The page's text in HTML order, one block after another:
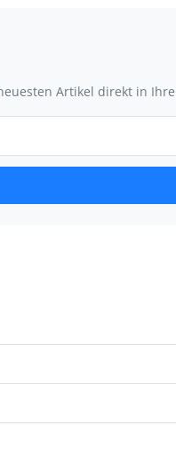
Artikel direkt in